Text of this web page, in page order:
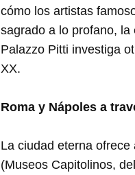
cómo los artistas
sagrado a lo profano, la
Palazzo Pitti investiga
XX.
Roma y Nápoles a
La ciudad eterna
(Museos Capitolinos,